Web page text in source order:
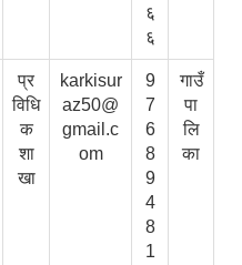
६
६
प्र
विधि
क
शा
खा
karkisur
az50@
gmail.c
om
9
7
6
8
9
4
8
1
गाउँ
पा
लि
का